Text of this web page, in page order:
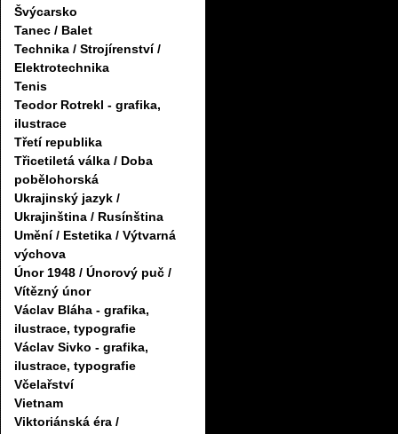
Švýcarsko
Tanec / Balet
Technika / Strojírenství /
Elektrotechnika
Tenis
Teodor Rotrekl - grafika,
ilustrace
Třetí republika
Třicetiletá válka / Doba
pobělohorská
Ukrajinský jazyk /
Ukrajinština / Rusínština
Umění / Estetika / Výtvarná
výchova
Únor 1948 / Únorový puč /
Vítězný únor
Václav Bláha - grafika,
ilustrace, typografie
Václav Sivko - grafika,
ilustrace, typografie
Včelařství
Vietnam
Viktoriánská éra /